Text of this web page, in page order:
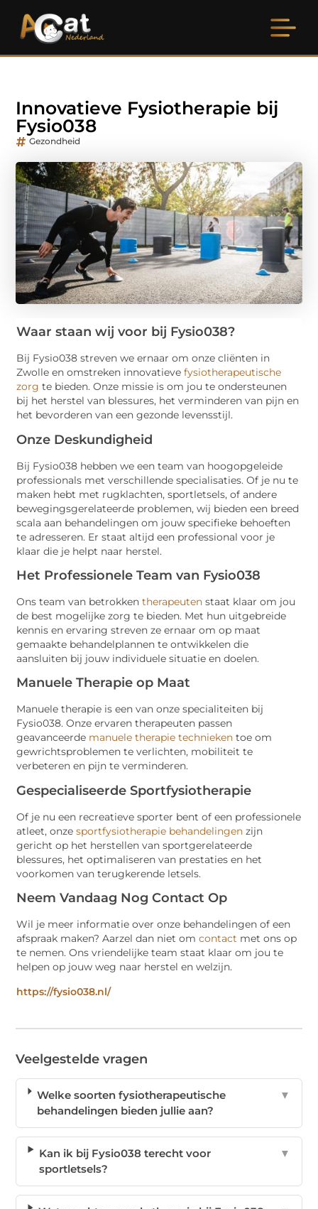
Innovatieve Fysiotherapie bij
Fysio038
Gezondheid
Waar staan wij voor bij Fysio038?
Bij Fysio038 streven we ernaar om onze cliënten in
Zwolle en omstreken innovatievefysiotherapeutische
zorg te bieden. Onze missie is om jou te ondersteunen
bij het herstel van blessures, het verminderen van pijn en
het bevorderen van een gezonde levensstijl.
Onze Deskundigheid
Bij Fysio038 hebben we een team van hoogopgeleide
professionals met verschillende specialisaties. Of je nu te
maken hebt met rugklachten, sportletsels, of andere
bewegingsgerelateerde problemen, wij bieden een breed
scala aan behandelingen om jouw specifieke behoeften
te adresseren. Er staat altijd een professional voor je
klaar die je helpt naar herstel.
Het Professionele Team van Fysio038
Ons team van betrokken therapeuten staat klaar om jou
de best mogelijke zorg te bieden. Met hun uitgebreide
kennis en ervaring streven ze ernaar om op maat
gemaakte behandelplannen te ontwikkelen die
aansluiten bij jouw individuele situatie en doelen.
Manuele Therapie op Maat
Manuele therapie is een van onze specialiteiten bij
Fysio038. Onze ervaren therapeuten passen
geavanceerde manuele therapie technieken toe om
gewrichtsproblemen te verlichten, mobiliteit te
verbeteren en pijn te verminderen.
Gespecialiseerde Sportfysiotherapie
Of je nu een recreatieve sporter bent of een professionele
atleet, onze sportfysiotherapie behandelingen zijn
gericht op het herstellen van sportgerelateerde
blessures, het optimaliseren van prestaties en het
voorkomen van terugkerende letsels.
Neem Vandaag Nog Contact Op
Wil je meer informatie over onze behandelingen of een
afspraak maken? Aarzel dan niet om contact met ons op
te nemen. Ons vriendelijke team staat klaar om jou te
helpen op jouw weg naar herstel en welzijn.
https://fysio038.nl/
Veelgestelde vragen
Welke soorten fysiotherapeutische
behandelingen bieden jullie aan?
▼
Kan ik bij Fysio038 terecht voor
sportletsels?
▼